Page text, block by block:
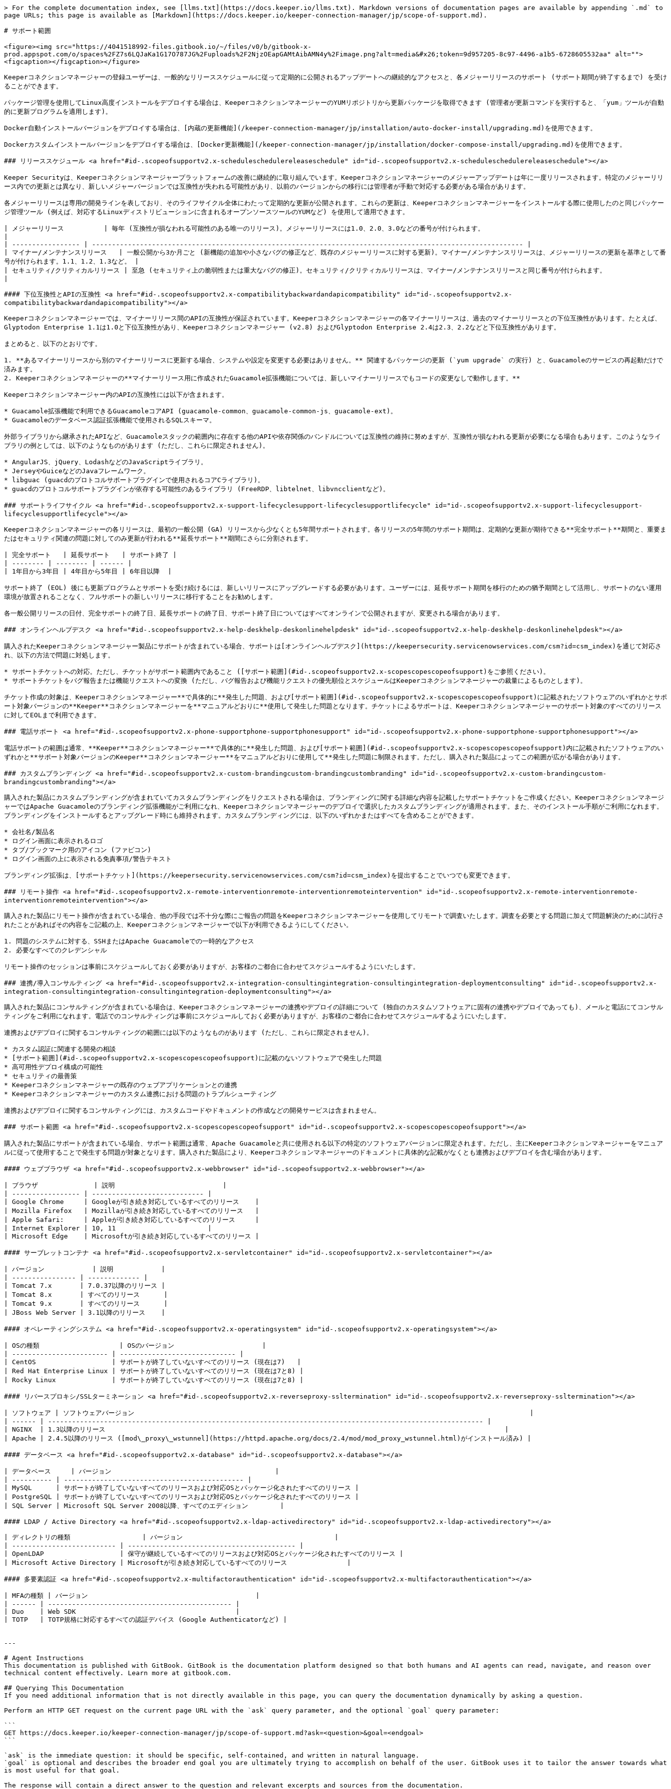
> For the complete documentation index, see [llms.txt](https://docs.keeper.io/llms.txt). Markdown versions of documentation pages are available by appending `.md` to page URLs; this page is available as [Markdown](https://docs.keeper.io/keeper-connection-manager/jp/scope-of-support.md).

# サポート範囲

<figure><img src="https://4041518992-files.gitbook.io/~/files/v0/b/gitbook-x-prod.appspot.com/o/spaces%2FZ7s6LQJaKa1G17O787JG%2Fuploads%2F2NjzOEapGAMtAibAMN4y%2Fimage.png?alt=media&#x26;token=9d957205-8c97-4496-a1b5-6728605532aa" alt=""><figcaption></figcaption></figure>

Keeperコネクションマネージャーの登録ユーザーは、一般的なリリーススケジュールに従って定期的に公開されるアップデートへの継続的なアクセスと、各メジャーリリースのサポート (サポート期間が終了するまで) を受けることができます。

パッケージ管理を使用してLinux高度インストールをデプロイする場合は、KeeperコネクションマネージャーのYUMリポジトリから更新パッケージを取得できます (管理者が更新コマンドを実行すると、「yum」ツールが自動的に更新プログラムを適用します)。

Docker自動インストールバージョンをデプロイする場合は、[内蔵の更新機能](/keeper-connection-manager/jp/installation/auto-docker-install/upgrading.md)を使用できます。

Dockerカスタムインストールバージョンをデプロイする場合は、[Docker更新機能](/keeper-connection-manager/jp/installation/docker-compose-install/upgrading.md)を使用できます。

### リリーススケジュール <a href="#id-.scopeofsupportv2.x-scheduleschedulereleaseschedule" id="id-.scopeofsupportv2.x-scheduleschedulereleaseschedule"></a>

Keeper Securityは、Keeperコネクションマネージャープラットフォームの改善に継続的に取り組んでいます。Keeperコネクションマネージャーのメジャーアップデートは年に一度リリースされます。特定のメジャーリリース内での更新とは異なり、新しいメジャーバージョンでは互換性が失われる可能性があり、以前のバージョンからの移行には管理者が手動で対応する必要がある場合があります。

各メジャーリリースは専用の開発ラインを表しており、そのライフサイクル全体にわたって定期的な更新が公開されます。これらの更新は、Keeperコネクションマネージャーをインストールする際に使用したのと同じパッケージ管理ツール (例えば、対応するLinuxディストリビューションに含まれるオープンソースツールのYUMなど) を使用して適用できます。

| メジャーリリース          | 毎年 (互換性が損なわれる可能性のある唯一のリリース)。メジャーリリースには1.0、2.0、3.0などの番号が付けられます。                                               |
| ----------------- | ------------------------------------------------------------------------------------------------------------ |
| マイナー/メンテナンスリリース   | 一般公開から3か月ごと (新機能の追加や小さなバグの修正など、既存のメジャーリリースに対する更新)。マイナー/メンテナンスリリースは、メジャーリリースの更新を基準として番号が付けられます。1.1、1.2、1.3など。 |
| セキュリティ/クリティカルリリース | 至急 (セキュリティ上の脆弱性または重大なバグの修正)。セキュリティ/クリティカルリリースは、マイナー/メンテナンスリリースと同じ番号が付けられます。                                  |

#### 下位互換性とAPIの互換性 <a href="#id-.scopeofsupportv2.x-compatibilitybackwardandapicompatibility" id="id-.scopeofsupportv2.x-compatibilitybackwardandapicompatibility"></a>

Keeperコネクションマネージャーでは、マイナーリリース間のAPIの互換性が保証されています。Keeperコネクションマネージャーの各マイナーリリースは、過去のマイナーリリースとの下位互換性があります。たとえば、Glyptodon Enterprise 1.1は1.0と下位互換性があり、Keeperコネクションマネージャー (v2.8) およびGlyptodon Enterprise 2.4は2.3、2.2などと下位互換性があります。

まとめると、以下のとおりです。

1. **あるマイナーリリースから別のマイナーリリースに更新する場合、システムや設定を変更する必要はありません。** 関連するパッケージの更新 (`yum upgrade` の実行) と、Guacamoleのサービスの再起動だけで済みます。
2. Keeperコネクションマネージャーの**マイナーリリース用に作成されたGuacamole拡張機能については、新しいマイナーリリースでもコードの変更なしで動作します。**

Keeperコネクションマネージャー内のAPIの互換性には以下が含まれます。

* Guacamole拡張機能で利用できるGuacamoleコアAPI (guacamole-common、guacamole-common-js、guacamole-ext)。
* Guacamoleのデータベース認証拡張機能で使用されるSQLスキーマ。

外部ライブラリから継承されたAPIなど、Guacamoleスタックの範囲内に存在する他のAPIや依存関係のバンドルについては互換性の維持に努めますが、互換性が損なわれる更新が必要になる場合もあります。このようなライブラリの例としては、以下のようなものがあります (ただし、これらに限定されません)。

* AngularJS、jQuery、LodashなどのJavaScriptライブラリ。
* JerseyやGuiceなどのJavaフレームワーク。
* libguac (guacdのプロトコルサポートプラグインで使用されるコアCライブラリ)。
* guacdのプロトコルサポートプラグインが依存する可能性のあるライブラリ (FreeRDP、libtelnet、libvncclientなど)。

### サポートライフサイクル <a href="#id-.scopeofsupportv2.x-support-lifecyclesupport-lifecyclesupportlifecycle" id="id-.scopeofsupportv2.x-support-lifecyclesupport-lifecyclesupportlifecycle"></a>

Keeperコネクションマネージャーの各リリースは、最初の一般公開 (GA) リリースから少なくとも5年間サポートされます。各リリースの5年間のサポート期間は、定期的な更新が期待できる**完全サポート**期間と、重要またはセキュリティ関連の問題に対してのみ更新が行われる**延長サポート**期間にさらに分割されます。

| 完全サポート   | 延長サポート   | サポート終了 |
| -------- | -------- | ------ |
| 1年目から3年目 | 4年目から5年目 | 6年目以降  |

サポート終了 (EOL) 後にも更新プログラムとサポートを受け続けるには、新しいリリースにアップグレードする必要があります。ユーザーには、延長サポート期間を移行のための猶予期間として活用し、サポートのない運用環境が放置されることなく、フルサポートの新しいリリースに移行することをお勧めします。

各一般公開リリースの日付、完全サポートの終了日、延長サポートの終了日、サポート終了日についてはすべてオンラインで公開されますが、変更される場合があります。

### オンラインヘルプデスク <a href="#id-.scopeofsupportv2.x-help-deskhelp-deskonlinehelpdesk" id="id-.scopeofsupportv2.x-help-deskhelp-deskonlinehelpdesk"></a>

購入されたKeeperコネクションマネージャー製品にサポートが含まれている場合、サポートは[オンラインヘルプデスク](https://keepersecurity.servicenowservices.com/csm?id=csm_index)を通じて対応され、以下の方法で問題に対処します。

* サポートチケットへの対応。ただし、チケットがサポート範囲内であること ([サポート範囲](#id-.scopeofsupportv2.x-scopescopescopeofsupport)をご参照ください)。
* サポートチケットをバグ報告または機能リクエストへの変換 (ただし、バグ報告および機能リクエストの優先順位とスケジュールはKeeperコネクションマネージャーの裁量によるものとします)。

チケット作成の対象は、Keeperコネクションマネージャー**で具体的に**発生した問題、および[サポート範囲](#id-.scopeofsupportv2.x-scopescopescopeofsupport)に記載されたソフトウェアのいずれかとサポート対象バージョンの**Keeper**コネクションマネージャーを**マニュアルどおりに**使用して発生した問題となります。チケットによるサポートは、Keeperコネクションマネージャーのサポート対象のすべてのリリースに対してEOLまで利用できます。

### 電話サポート <a href="#id-.scopeofsupportv2.x-phone-supportphone-supportphonesupport" id="id-.scopeofsupportv2.x-phone-supportphone-supportphonesupport"></a>

電話サポートの範囲は通常、**Keeper**コネクションマネージャー**で具体的に**発生した問題、および[サポート範囲](#id-.scopeofsupportv2.x-scopescopescopeofsupport)内に記載されたソフトウェアのいずれかと**サポート対象バージョンのKeeper**コネクションマネージャー**をマニュアルどおりに使用して**発生した問題に制限されます。ただし、購入された製品によってこの範囲が広がる場合があります。

### カスタムブランディング <a href="#id-.scopeofsupportv2.x-custom-brandingcustom-brandingcustombranding" id="id-.scopeofsupportv2.x-custom-brandingcustom-brandingcustombranding"></a>

購入された製品にカスタムブランディングが含まれていてカスタムブランディングをリクエストされる場合は、ブランディングに関する詳細な内容を記載したサポートチケットをご作成ください。KeeperコネクションマネージャーではApache Guacamoleのブランディング拡張機能がご利用になれ、Keeperコネクションマネージャーのデプロイで選択したカスタムブランディングが適用されます。また、そのインストール手順がご利用になれます。ブランディングをインストールするとアップグレード時にも維持されます。カスタムブランディングには、以下のいずれかまたはすべてを含めることができます。

* 会社名/製品名
* ログイン画面に表示されるロゴ
* タブ/ブックマーク用のアイコン (ファビコン)
* ログイン画面の上に表示される免責事項/警告テキスト

ブランディング拡張は、[サポートチケット](https://keepersecurity.servicenowservices.com/csm?id=csm_index)を提出することでいつでも変更できます。

### リモート操作 <a href="#id-.scopeofsupportv2.x-remote-interventionremote-interventionremoteintervention" id="id-.scopeofsupportv2.x-remote-interventionremote-interventionremoteintervention"></a>

購入された製品にリモート操作が含まれている場合、他の手段では不十分な際にご報告の問題をKeeperコネクションマネージャーを使用してリモートで調査いたします。調査を必要とする問題に加えて問題解決のために試行されたことがあればその内容をご記載の上、Keeperコネクションマネージャーで以下が利用できるようにしてください。

1. 問題のシステムに対する、SSHまたはApache Guacamoleでの一時的なアクセス
2. 必要なすべてのクレデンシャル

リモート操作のセッションは事前にスケジュールしておく必要がありますが、お客様のご都合に合わせてスケジュールするようにいたします。

### 連携/導入コンサルティング <a href="#id-.scopeofsupportv2.x-integration-consultingintegration-consultingintegration-deploymentconsulting" id="id-.scopeofsupportv2.x-integration-consultingintegration-consultingintegration-deploymentconsulting"></a>

購入された製品にコンサルティングが含まれている場合は、Keeperコネクションマネージャーの連携やデプロイの詳細について (独自のカスタムソフトウェアに固有の連携やデプロイであっても)、メールと電話にてコンサルティングをご利用になれます。電話でのコンサルティングは事前にスケジュールしておく必要がありますが、お客様のご都合に合わせてスケジュールするようにいたします。

連携およびデプロイに関するコンサルティングの範囲には以下のようなものがあります (ただし、これらに限定されません)。

* カスタム認証に関連する開発の相談
* [サポート範囲](#id-.scopeofsupportv2.x-scopescopescopeofsupport)に記載のないソフトウェアで発生した問題
* 高可用性デプロイ構成の可能性
* セキュリティの最善策
* Keeperコネクションマネージャーの既存のウェブアプリケーションとの連携
* Keeperコネクションマネージャーのカスタム連携における問題のトラブルシューティング

連携およびデプロイに関するコンサルティングには、カスタムコードやドキュメントの作成などの開発サービスは含まれません。

### サポート範囲 <a href="#id-.scopeofsupportv2.x-scopescopescopeofsupport" id="id-.scopeofsupportv2.x-scopescopescopeofsupport"></a>

購入された製品にサポートが含まれている場合、サポート範囲は通常、Apache Guacamoleと共に使用される以下の特定のソフトウェアバージョンに限定されます。ただし、主にKeeperコネクションマネージャーをマニュアルに従って使用することで発生する問題が対象となります。購入された製品により、Keeperコネクションマネージャーのドキュメントに具体的な記載がなくとも連携およびデプロイを含む場合があります。

#### ウェブブラウザ <a href="#id-.scopeofsupportv2.x-webbrowser" id="id-.scopeofsupportv2.x-webbrowser"></a>

| ブラウザ              | 説明                           |
| ----------------- | ---------------------------- |
| Google Chrome     | Googleが引き続き対応しているすべてのリリース    |
| Mozilla Firefox   | Mozillaが引き続き対応しているすべてのリリース   |
| Apple Safari:     | Appleが引き続き対応しているすべてのリリース     |
| Internet Explorer | 10, 11                       |
| Microsoft Edge    | Microsoftが引き続き対応しているすべてのリリース |

#### サーブレットコンテナ <a href="#id-.scopeofsupportv2.x-servletcontainer" id="id-.scopeofsupportv2.x-servletcontainer"></a>

| バージョン            | 説明            |
| ---------------- | ------------- |
| Tomcat 7.x       | 7.0.37以降のリリース |
| Tomcat 8.x       | すべてのリリース      |
| Tomcat 9.x       | すべてのリリース      |
| JBoss Web Server | 3.1以降のリリース    |

#### オペレーティングシステム <a href="#id-.scopeofsupportv2.x-operatingsystem" id="id-.scopeofsupportv2.x-operatingsystem"></a>

| OSの種類                    | OSのバージョン                      |
| ------------------------ | ----------------------------- |
| CentOS                   | サポートが終了していないすべてのリリース (現在は7)   |
| Red Hat Enterprise Linux | サポートが終了していないすべてのリリース (現在は7と8) |
| Rocky Linux              | サポートが終了していないすべてのリリース (現在は7と8) |

#### リバースプロキシ/SSLターミネーション <a href="#id-.scopeofsupportv2.x-reverseproxy-ssltermination" id="id-.scopeofsupportv2.x-reverseproxy-ssltermination"></a>

| ソフトウェア | ソフトウェアバージョン                                                                                                   |
| ------ | ------------------------------------------------------------------------------------------------------------- |
| NGINX  | 1.3以降のリリース                                                                                                    |
| Apache | 2.4.5以降のリリース ([mod\_proxy\_wstunnel](https://httpd.apache.org/docs/2.4/mod/mod_proxy_wstunnel.html)がインストール済み) |

#### データベース <a href="#id-.scopeofsupportv2.x-database" id="id-.scopeofsupportv2.x-database"></a>

| データベース     | バージョン                                         |
| ---------- | --------------------------------------------- |
| MySQL      | サポートが終了していないすべてのリリースおよび対応OSとパッケージ化されたすべてのリリース |
| PostgreSQL | サポートが終了していないすべてのリリースおよび対応OSとパッケージ化されたすべてのリリース |
| SQL Server | Microsoft SQL Server 2008以降、すべてのエディション        |

#### LDAP / Active Directory <a href="#id-.scopeofsupportv2.x-ldap-activedirectory" id="id-.scopeofsupportv2.x-ldap-activedirectory"></a>

| ディレクトリの種類                  | バージョン                                      |
| -------------------------- | ------------------------------------------ |
| OpenLDAP                   | 保守が継続しているすべてのリリースおよび対応OSとパッケージ化されたすべてのリリース |
| Microsoft Active Dir